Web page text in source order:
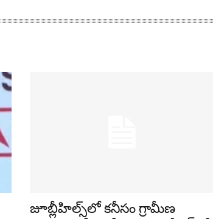
జూబ్లీహిల్స్‌లో క‌నీసం గ్రామీణ